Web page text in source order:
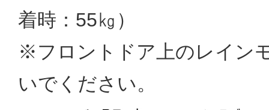
着時：55㎏）
※フロントドア上のレイン
いでください。